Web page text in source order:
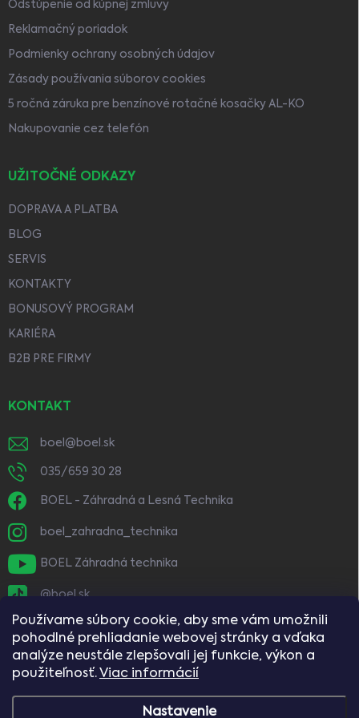
Používame súbory cookie, aby sme vám umožnili
pohodlné prehliadanie webovej stránky a vďaka
analýze neustále zlepšovali jej funkcie, výkon a
použiteľnosť. Viac informácií
Nastavenie
Odstúpenie od kúpnej zmluvy
Reklamačný poriadok
Podmienky ochrany osobných údajov
Zásady používania súborov cookies
5 ročná záruka pre benzínové rotačné kosačky AL-KO
Nakupovanie cez telefón
UŽITOČNÉ ODKAZY
DOPRAVA A PLATBA
BLOG
SERVIS
KONTAKTY
BONUSOVÝ PROGRAM
KARIÉRA
B2B PRE FIRMY
KONTAKT
boel @ boel.sk
035/659 30 28
BOEL - Záhradná a Lesná Technika
boel_zahradna_technika
BOEL Záhradná technika
@boel.sk